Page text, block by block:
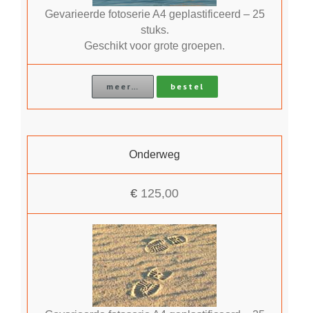
Gevarieerde fotoserie A4 geplastificeerd – 25
stuks.
Geschikt voor grote groepen.
meer… bestel
Onderweg
€ 125,00